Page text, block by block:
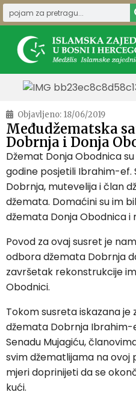
Objavljeno: 18/06/2019
Međudžematska
Dobrnja i Donja
Džemat Donja Obodnica su
godine posjetili Ibrahim-ef.
Dobrnja, mutevelija i član
džemata. Domaćini su im
džemata Donja Obodnica i
Povod za ovaj susret je
odbora džemata Dobrnja
završetak rekonstrukcije
Obodnici.
Tokom susreta iskazana
džemata Dobrnja Ibrahim-
Senadu Mujagiću,
svim džematlijama na ovoj
mjeri doprinijeti da se
kući.